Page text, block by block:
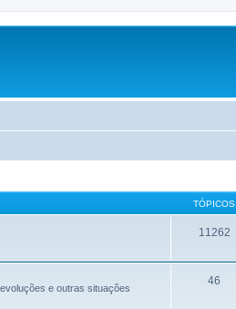
TÓPICOS
11262
e outras situações
46